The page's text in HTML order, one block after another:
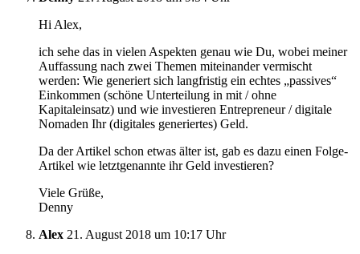
Hi Alex,
ich sehe das in vielen Aspekten genau wie Du, wobei meiner
Auffassung nach zwei Themen miteinander vermischt
werden: Wie generiert sich langfristig ein echtes „passives“
Einkommen (schöne Unterteilung in mit / ohne
Kapitaleinsatz) und wie investieren Entrepreneur / digitale
Nomaden Ihr (digitales generiertes) Geld.
Da der Artikel schon etwas älter ist, gab es dazu einen Folge-
Artikel wie letztgenannte ihr Geld investieren?
Viele Grüße,
Denny
Alex 21. August 2018 um 10:17 Uhr